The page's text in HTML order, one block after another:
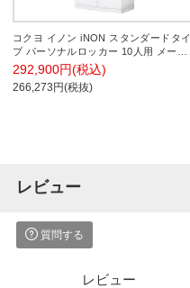
コクヨ イノン iNON スタンダードタイ
プ パーソナルロッカー 10人用 メール
穴あり 庫内仕切りSタイプ ダイヤルロ
ック ホワイト 幅900×奥行450×高さ
1910mm
292,900円(税込)
266,273円(税抜)
レビュー
質問する
レビュー